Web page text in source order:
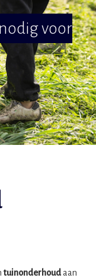
voor
tuinonderhoudaan